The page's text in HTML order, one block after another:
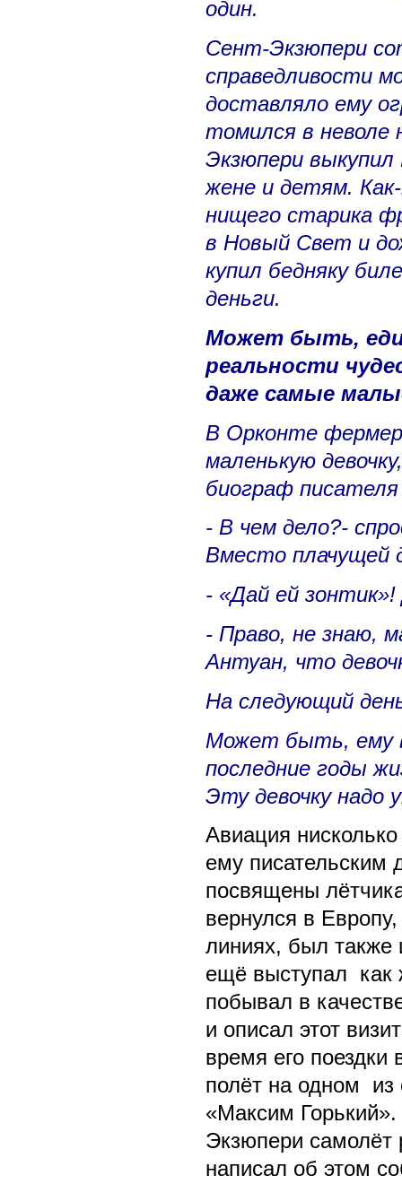
один.
Сент-Экзюпери
справедливости
доставляло ему
томился в неволе
Экзюпери
жене и детям.
нищего старика
в Новый Свет и
купил бедняку
деньги.
Может быть,
реальности
даже самые
В Орконте
маленькую
биограф
- В чем дело?-
Вместо плачущей
- «Дай ей
- Право, не знаю,
Антуан, что
На следующий
Может быть, ему
последние годы
Эту девочку надо
Авиация
ему писательским
посвящены
вернулся в
линиях, был также
ещё выступал как
побывал в
и описал этот
время его
полёт на одном из
«Максим
Экзюпери самолёт
написал об этом